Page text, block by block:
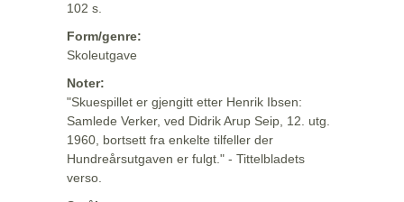
102 s.
Form/genre:
Skoleutgave
Noter:
"Skuespillet er gjengitt etter Henrik Ibsen:
Samlede Verker, ved Didrik Arup Seip, 12. utg.
1960, bortsett fra enkelte tilfeller der
Hundreårsutgaven er fulgt." - Tittelbladets
verso.